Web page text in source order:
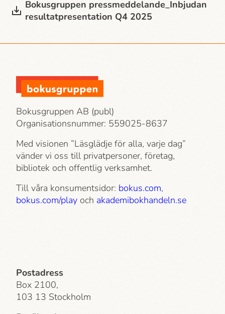
Bokusgruppen press­meddelande_Inbjudan
resultatpresentation Q4 2025
Bokusgruppen AB (publ)
Organisationsnummer: 559025-8637
Med visionen ”Läsglädje för alla, varje dag”
vänder vi oss till privatpersoner, företag,
bibliotek och offentlig verksamhet.
Till våra konsumentsidor: bokus.com,
bokus.com/play och akademi­bokhandeln.se
Postadress
Box 2100,
103 13 Stockholm